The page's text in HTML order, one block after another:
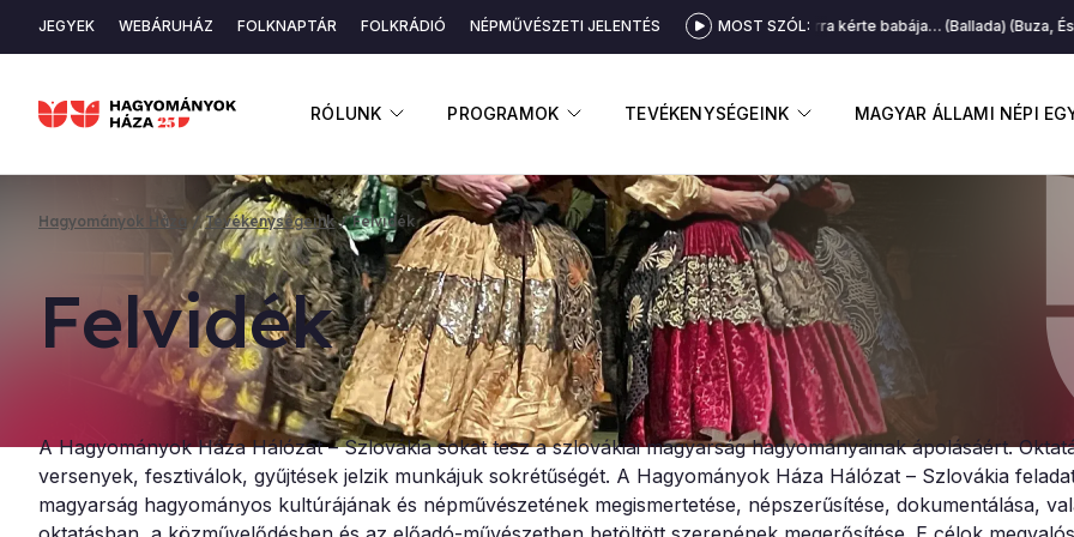
tartalomra
RÓLUNK ALMENÜ MEGNYITÁSA
PROGRAMOK ALMENÜ MEGNYITÁSA
TEVÉKENYSÉGEINK ALMENÜ MEGNYITÁSA
MAGYAR ÁLLAMI NÉPI
Másodlagos
JEGYEK WEBÁRUHÁZ FOLKNAPTÁR FOLKRÁDIÓ NÉPMŰVÉSZETI JELENTÉS MOST SZÓL:
Barna Janit arra kérte babája… (Ballada) (Buza,
Hagyományok Háza Tevékenységeink Felvidék
Fel­vi­dék
A Hagyományok Háza Hálózat – Szlovákia sokat tesz a szlovákiai magyarság hagyományainak ápolásáért.
versenyek, fesztiválok, gyűjtések jelzik munkájuk sokrétűségét. A Hagyományok Háza Hálózat – Szlovákia
magyarság hagyományos kultúrájának és népművészetének megismertetése, népszerűsítése, dokumentálása,